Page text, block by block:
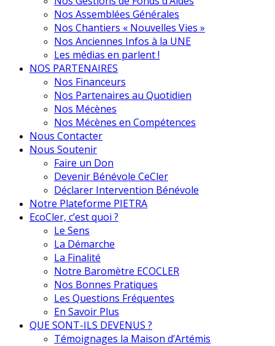
Nos Assemblées Générales
Nos Chantiers « Nouvelles Vies »
Nos Anciennes Infos à la UNE
Les médias en parlent !
NOS PARTENAIRES
Nos Financeurs
Nos Partenaires au Quotidien
Nos Mécènes
Nos Mécènes en Compétences
Nous Contacter
Nous Soutenir
Faire un Don
Devenir Bénévole CeCler
Déclarer Intervention Bénévole
Notre Plateforme PIETRA
EcoCler, c’est quoi ?
Le Sens
La Démarche
La Finalité
Notre Baromètre ECOCLER
Nos Bonnes Pratiques
Les Questions Fréquentes
En Savoir Plus
QUE SONT-ILS DEVENUS ?
Témoignages la Maison d’Artémis